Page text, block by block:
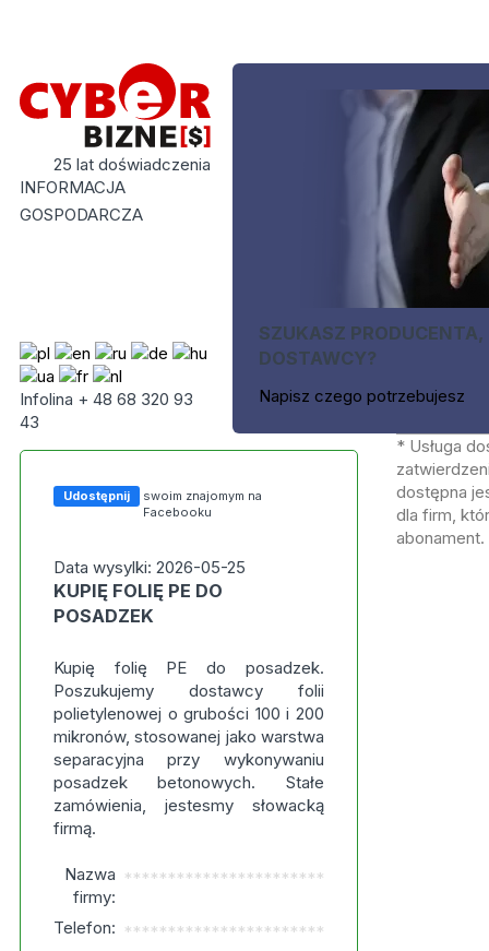
25 lat doświadczenia
INFORMACJA
GOSPODARCZA
Infolina + 48 68 320 93
43
SZUKASZ PRODUCENTA,
DOSTAWCY?
Napisz czego potrzebujesz
Udostępnij
swoim znajomym na
Facebooku
Data wysylki: 2026-05-25
KUPIĘ FOLIĘ PE DO
POSADZEK
Kupię folię PE do posadzek.
Poszukujemy dostawcy folii
polietylenowej o grubości 100 i 200
mikronów, stosowanej jako warstwa
separacyjna przy wykonywaniu
posadzek betonowych. Stałe
zamówienia, jestesmy słowacką
firmą.
Nazwa
firmy:
***********************
Telefon: ***********************
* Usługa
dostępna
dla firm,
abonament.